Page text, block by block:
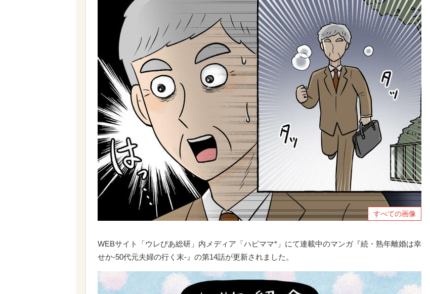
すべての画像
WEBサイト「ウレぴあ総研」内メディア「ハピママ*」にて連載中のマンガ『続・熟年離婚は幸
せか-50代元夫婦の行く末-』の第14話が更新されました。